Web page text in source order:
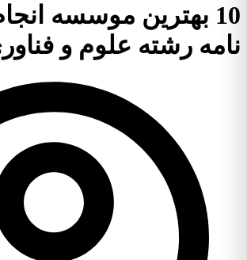
10 بهترین موسسه
نامه رشته علوم و